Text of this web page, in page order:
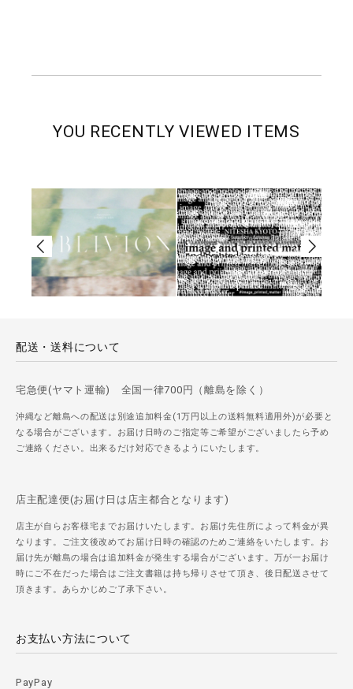
YOU RECENTLY VIEWED ITEMS
配送・送料について
宅急便(ヤマト運輸) 全国一律700円（離島を除く）
沖縄など離島への配送は別途追加料金(1万円以上の送料無料適用外)が必要と
なる場合がございます。お届け日時のご指定等ご希望がございましたら予め
ご連絡ください。出来るだけ対応できるようにいたします。
店主配達便(お届け日は店主都合となります)
店主が自らお客様宅までお届けいたします。お届け先住所によって料金が異
なります。ご注文後改めてお届け日時の確認のためご連絡をいたします。お
届け先が離島の場合は追加料金が発生する場合がございます。万が一お届け
時にご不在だった場合はご注文書籍は持ち帰りさせて頂き、後日配送させて
頂きます。あらかじめご了承下さい。
お支払い方法について
PayPay